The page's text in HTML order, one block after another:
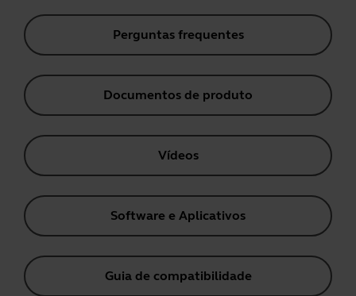
Perguntas frequentes
Documentos de produto
Vídeos
Software e Aplicativos
Guia de compatibilidade